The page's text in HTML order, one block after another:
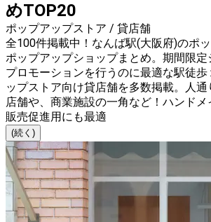
めTOP20
ポップアップストア / 貸店舗
全100件掲載中！なんば駅(大阪府)のポ
ポップアップショップまとめ。期間限定
プロモーションを行うのに最適な駅徒
ップストア向け貸店舗を多数掲載。人
店舗や、商業施設の一角など！ハンド
販売促進用にも最適
(続く)